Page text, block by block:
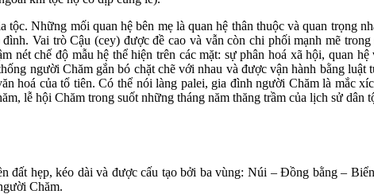
Những mối quan hệ bên mẹ là quan hệ thân thuộc và quan trọng
Vai trò Cậu (cey) được đề cao và vẫn còn chi phối mạnh mẽ
nét chế độ mẫu hệ thể hiện trên các mặt: sự phân hoá xã hội, quan
người Chăm gắn bó chặt chẽ với nhau và được vận hành bằng luật
hoá của tổ tiên. Có thể nói làng palei, gia đình người Chăm là mắc
lễ hội Chăm trong suốt những tháng năm thăng trầm của lịch sử dân
hẹp, kéo dài và được cấu tạo bởi ba vùng: Núi – Đồng bằng –
Chăm.